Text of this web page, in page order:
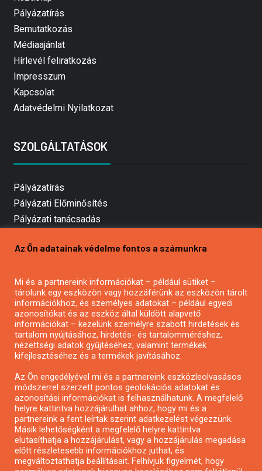
Pályázatírás
Bemutatkozás
Médiaajánlat
Hírlevél feliratkozás
Impresszum
Kapcsolat
Adatvédelmi Nyilatkozat
SZOLGÁLTATÁSOK
Pályázatírás
Pályázati Előminősítés
Pályázati tanácsadás
Mezőgazdasági pályázatírás
Pályázatírás civil szervezeteknek
Pályázatírás önkormányzatoknak
Pályázatfigyelés
Specifikus pályázatfigyelés vagy hírlevél
Pályázatok magánszemélyeknek
Pályázatok civil szervezeteknek
Pályázatok vállalkozásoknak
Önkormányzati pályázatok
Az Ön adatainak védelme fontos a számunkra
Mi és a partnereink információkat – például sütiket –
tárolunk egy eszközön vagy hozzáférünk az eszközön tárolt
információkhoz, és személyes adatokat – például egyedi
azonosítókat és az eszköz által küldött alapvető
információkat – kezelünk személyre szabott hirdetések és
tartalom nyújtásához, hirdetés- és tartalomméréshez,
nézettségi adatok gyűjtéséhez, valamint termékek
kifejlesztéséhez és a termékek javításához.
Az Ön engedélyével mi és a partnereink eszközleolvasásos
módszerrel szerzett pontos geolokációs adatokat és
azonosítási információkat is felhasználhatunk. A megfelelő
helyre kattintva hozzájárulhat ahhoz, hogy mi és a
partnereink a fent leírtak szerint adatkezelést végezzünk.
Másik lehetőségként a megfelelő helyre kattintva
elutasíthatja a hozzájárulást, vagy a hozzájárulás megadása
előtt részletesebb információkhoz juthat, és
megváltoztathatja beállításait. Felhívjuk figyelmét, hogy